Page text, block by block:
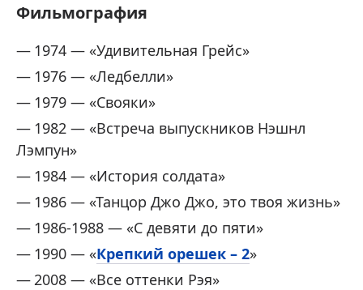
Фильмография
1974 — «Удивительная Грейс»
1976 — «Ледбелли»
1979 — «Свояки»
1982 — «Встреча выпускников Нэшнл
Лэмпун»
1984 — «История солдата»
1986 — «Танцор Джо Джо, это твоя жизнь»
1986-1988 — «С девяти до пяти»
1990 — «Крепкий орешек – 2»
2008 — «Все оттенки Рэя»